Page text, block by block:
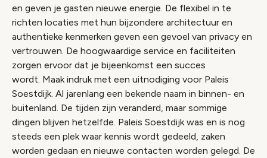
en geven je gasten nieuwe energie. De flexibel in te
richten locaties met hun bijzondere architectuur en
authentieke kenmerken geven een gevoel van privacy en
vertrouwen. De hoogwaardige service en faciliteiten
zorgen ervoor dat je bijeenkomst een succes
wordt. Maak indruk met een uitnodiging voor Paleis
Soestdijk. Al jarenlang een bekende naam in binnen- en
buitenland. De tijden zijn veranderd, maar sommige
dingen blijven hetzelfde. Paleis Soestdijk was en is nog
steeds een plek waar kennis wordt gedeeld, zaken
worden gedaan en nieuwe contacten worden gelegd. De